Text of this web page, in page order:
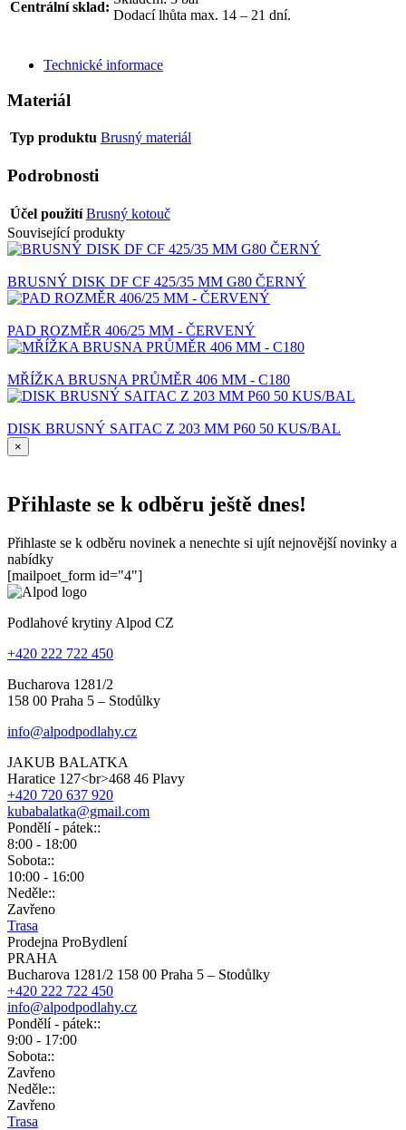
Centrální sklad:
Dodací lhůta max. 14 – 21 dní.
Technické informace
Materiál
Typ produktu Brusný materiál
Podrobnosti
Účel použití Brusný kotouč
Související produkty
BRUSNÝ DISK DF CF 425/35 MM G80 ČERNÝ
PAD ROZMĚR 406/25 MM - ČERVENÝ
MŘÍŽKA BRUSNA PRŮMĚR 406 MM - C180
DISK BRUSNÝ SAITAC Z 203 MM P60 50 KUS/BAL
×
Přihlaste se k odběru ještě dnes!
Přihlaste se k odběru novinek a nenechte si ujít nejnovější novinky a
nabídky
[mailpoet_form id="4"]
Podlahové krytiny Alpod CZ
+420 222 722 450
Bucharova 1281/2
158 00 Praha 5 – Stodůlky
info@alpodpodlahy.cz
JAKUB BALATKA
Haratice 127<br>468 46 Plavy
+420 720 637 920
kubabalatka@gmail.com
Pondělí - pátek::
8:00 - 18:00
Sobota::
10:00 - 16:00
Neděle::
Zavřeno
Trasa
Prodejna ProBydlení
PRAHA
Bucharova 1281/2 158 00 Praha 5 – Stodůlky
+420 222 722 450
info@alpodpodlahy.cz
Pondělí - pátek::
9:00 - 17:00
Sobota::
Zavřeno
Neděle::
Zavřeno
Trasa